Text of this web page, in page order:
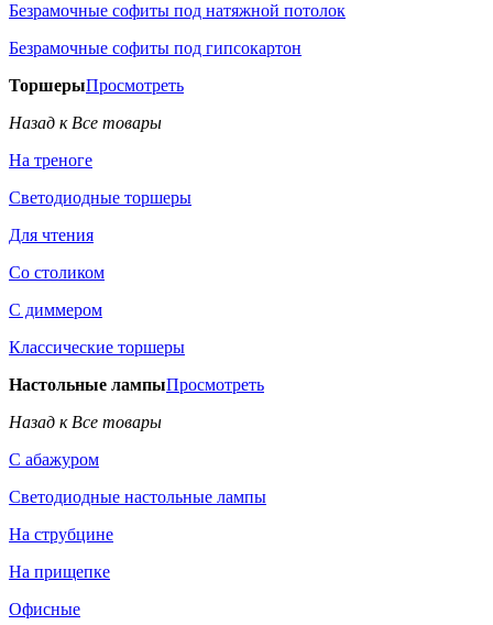
Безрамочные софиты под натяжной потолок
Безрамочные софиты под гипсокартон
ТоршерыПросмотреть
Назад к Все товары
На треноге
Светодиодные торшеры
Для чтения
Со столиком
С диммером
Классические торшеры
Настольные лампыПросмотреть
Назад к Все товары
С абажуром
Светодиодные настольные лампы
На струбцине
На прищепке
Офисные